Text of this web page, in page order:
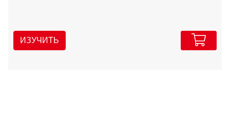
ИЗУЧИТЬ